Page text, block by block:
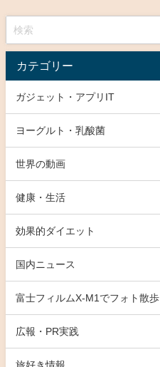
カテゴリー
ガジェット・アプリIT
ヨーグルト・乳酸菌
世界の動画
健康・生活
効果的ダイエット
国内ニュース
富士フィルムX-M1でフォト散歩
広報・PR実践
旅好き情報